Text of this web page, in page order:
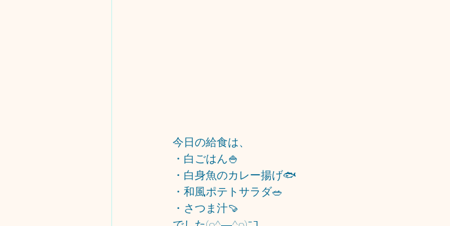
今日の給食は、
・白ごはん🍚
・白身魚のカレー揚げ🐟
・和風ポテトサラダ🥗
・さつま汁🍠